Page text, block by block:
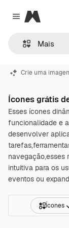
Close menu
Magnific
Crie uma
Ícones grátis
Esses ícones
funcionalidade e
desenvolver
navegação,esses
intuitiva para os
eventos ou
Ícones